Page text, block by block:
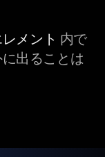
メント 内で
出ることは